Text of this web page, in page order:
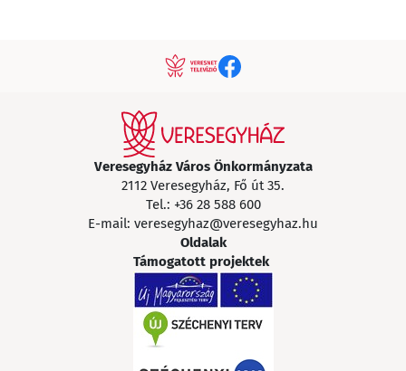
Veresegyház Város Önkormányzata
2112 Veresegyház, Fő út 35.
Tel.: +36 28 588 600
E-mail: veresegyhaz@veresegyhaz.hu
Oldalak
Támogatott projektek